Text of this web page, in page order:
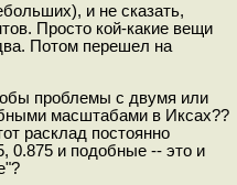
и не сказать,
Просто кой-какие вещи
Потом перешел на
проблемы с двумя или
масштабами в Иксах??
расклад постоянно
0.875 и подобные -- это и